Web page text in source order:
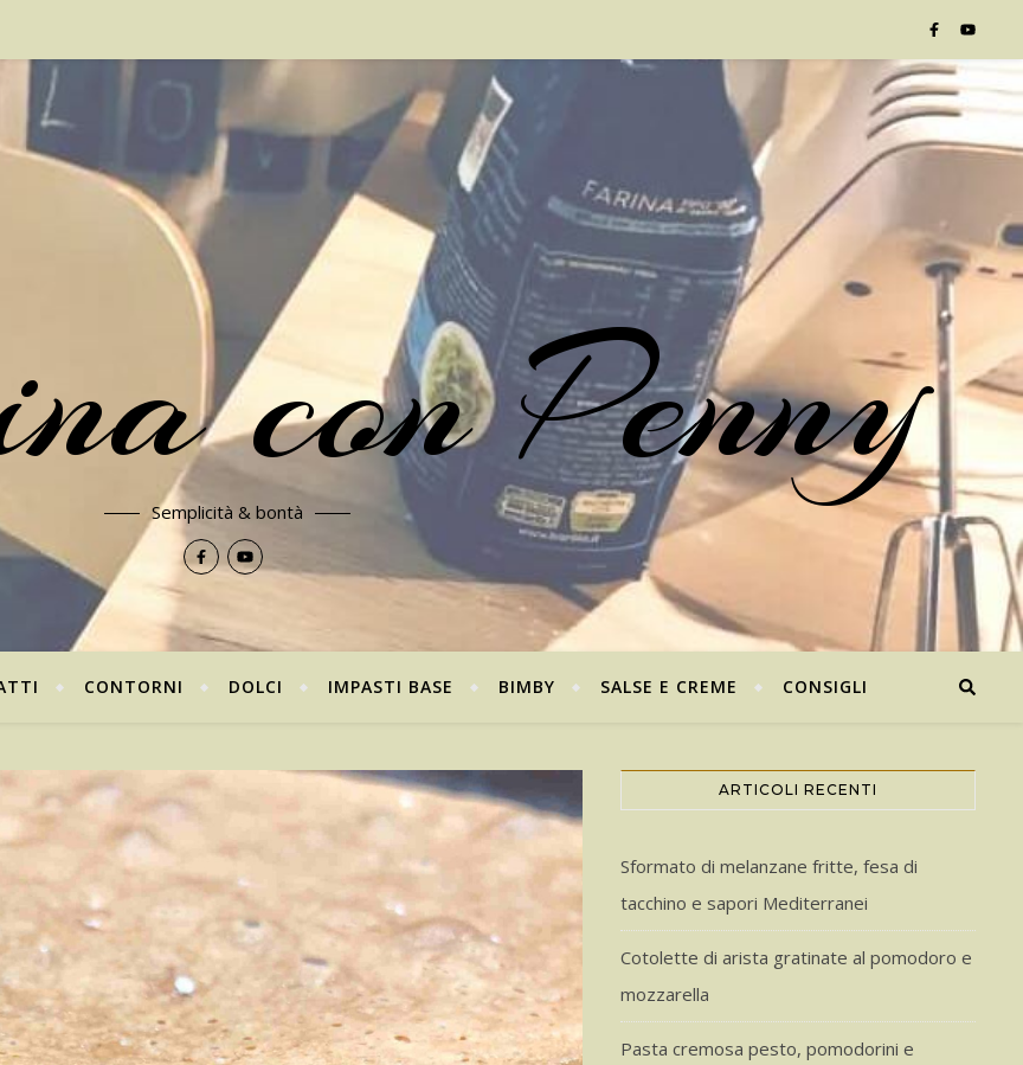
con Penny
Semplicità & bontà
CONTORNI DOLCI IMPASTI BASE BIMBY SALSE E CREME CONSIGLI
ARTICOLI RECENTI
Sformato di melanzane fritte, fesa di
tacchino e sapori Mediterranei
Cotolette di arista gratinate al pomodoro e
mozzarella
Pasta cremosa pesto, pomodorini e